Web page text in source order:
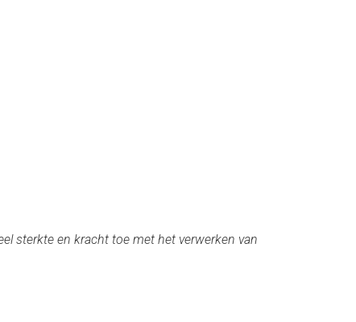
sterkte en kracht toe met het verwerken van